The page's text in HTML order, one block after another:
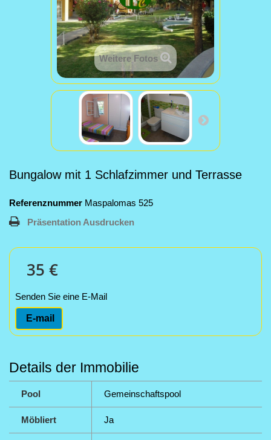
Weitere Fotos
Bungalow mit 1 Schlafzimmer und Terrasse
Referenznummer Maspalomas 525
Präsentation Ausdrucken
35 €
Senden Sie eine E-Mail
E-mail
Details der Immobilie
Pool Gemeinschaftspool
Möbliert Ja